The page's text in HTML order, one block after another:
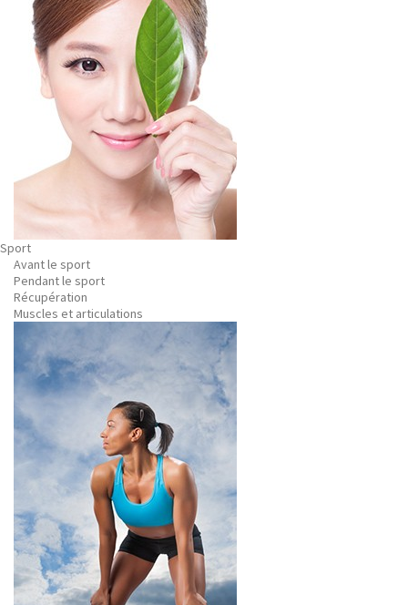
Sport
Avant le sport
Pendant le sport
Récupération
Muscles et articulations